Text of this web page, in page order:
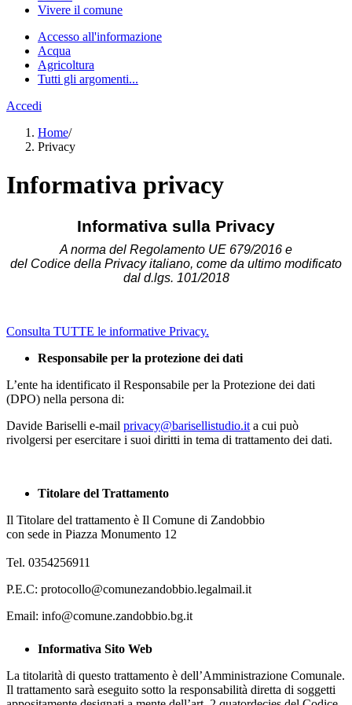
Vivere il comune
Accesso all'informazione
Acqua
Agricoltura
Tutti gli argomenti...
Accedi
Home/
Privacy
Informativa privacy
Informativa sulla Privacy
A norma del Regolamento UE 679/2016 e
del Codice della Privacy italiano, come da ultimo modificato
dal d.lgs. 101/2018
Consulta TUTTE le informative Privacy.
Responsabile per la protezione dei dati
L’ente ha identificato il Responsabile per la Protezione dei dati
(DPO) nella persona di:
Davide Bariselli e-mail privacy@barisellistudio.it a cui può
rivolgersi per esercitare i suoi diritti in tema di trattamento dei dati.
Titolare del Trattamento
Il Titolare del trattamento è Il Comune di Zandobbio
con sede in Piazza Monumento 12
Tel. 0354256911
P.E.C: protocollo@comunezandobbio.legalmail.it
Email: info@comune.zandobbio.bg.it
Informativa Sito Web
La titolarità di questo trattamento è dell’Amministrazione Comunale.
Il trattamento sarà eseguito sotto la responsabilità diretta di soggetti